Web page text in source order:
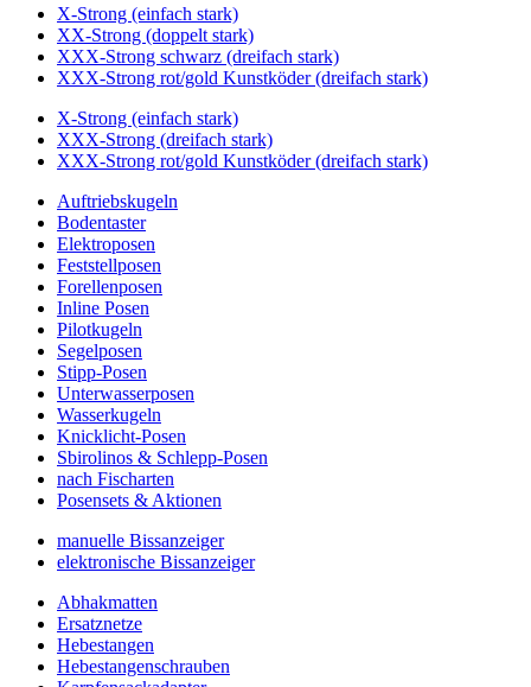
X-Strong (einfach stark)
XX-Strong (doppelt stark)
XXX-Strong schwarz (dreifach stark)
XXX-Strong rot/gold Kunstköder (dreifach stark)
X-Strong (einfach stark)
XXX-Strong (dreifach stark)
XXX-Strong rot/gold Kunstköder (dreifach stark)
Auftriebskugeln
Bodentaster
Elektroposen
Feststellposen
Forellenposen
Inline Posen
Pilotkugeln
Segelposen
Stipp-Posen
Unterwasserposen
Wasserkugeln
Knicklicht-Posen
Sbirolinos & Schlepp-Posen
nach Fischarten
Posensets & Aktionen
manuelle Bissanzeiger
elektronische Bissanzeiger
Abhakmatten
Ersatznetze
Hebestangen
Hebestangenschrauben